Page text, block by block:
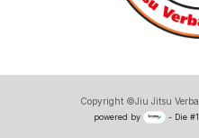
Copyright ©Jiu Jitsu
powered by - Die #1